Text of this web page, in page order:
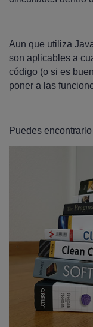
Aun que utiliza
son aplicables a
código (o si es
poner a las
Puedes